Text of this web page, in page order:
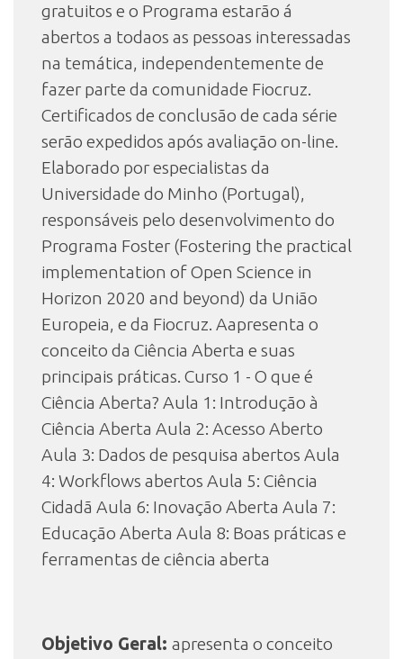
gratuitos e o Programa estarão á
abertos a todaos as pessoas interessadas
na temática, independentemente de
fazer parte da comunidade Fiocruz.
Certificados de conclusão de cada série
serão expedidos após avaliação on-line.
Elaborado por especialistas da
Universidade do Minho (Portugal),
responsáveis pelo desenvolvimento do
Programa Foster (Fostering the practical
implementation of Open Science in
Horizon 2020 and beyond) da União
Europeia, e da Fiocruz. Aapresenta o
conceito da Ciência Aberta e suas
principais práticas. Curso 1 - O que é
Ciência Aberta? Aula 1: Introdução à
Ciência Aberta Aula 2: Acesso Aberto
Aula 3: Dados de pesquisa abertos Aula
4: Workflows abertos Aula 5: Ciência
Cidadã Aula 6: Inovação Aberta Aula 7:
Educação Aberta Aula 8: Boas práticas e
ferramentas de ciência aberta
Objetivo Geral: apresenta o conceito